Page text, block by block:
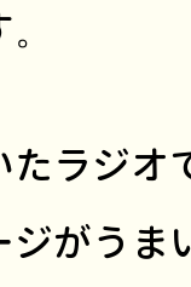
たラジオ
ジがうま